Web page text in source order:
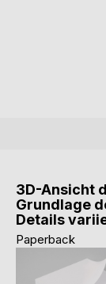
3D-Ansicht
Grundlage
Details
Paperback